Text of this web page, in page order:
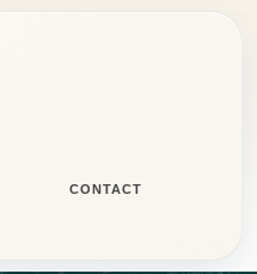
CONTACT